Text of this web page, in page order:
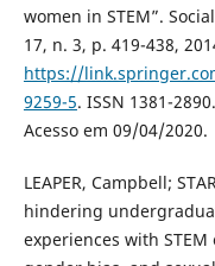
women in STEM”.
17, n. 3, p. 419-438,
https://
9259-5. ISSN 1381-
Acesso em 09/04/2020.
LEAPER, Campbell;
hindering
experiences with